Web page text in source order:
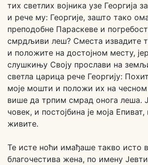
тих светлих војника узе Георгија
и рече му: Георгије, зашто тако
преподобне Параскеве и
смрдљиви леш? Сместа извадите
и положите на достојном месту,
слушкињу Своју прослави на
светла царица рече Георгију:
моје мошти и положи их на
више да трпим смрад онога леша.
човек, и постојбина је моја
живите.
Те исте ноћи имађаше такво исто
благочестива жена, по имену